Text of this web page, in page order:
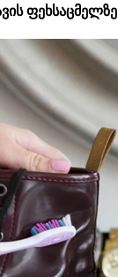
ფეხსაცმელზე